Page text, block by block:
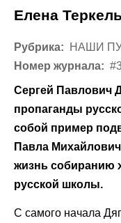
Елена Теркель
Рубрика:
НАШИ
Номер журнала:
Сергей Павлович
пропаганды
собой пример
Павла
жизнь собиранию
русской школы.
С самого начала